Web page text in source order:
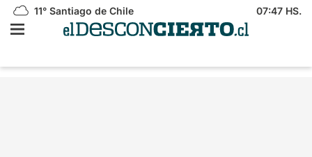
11° Santiago de Chile 07:47 HS.